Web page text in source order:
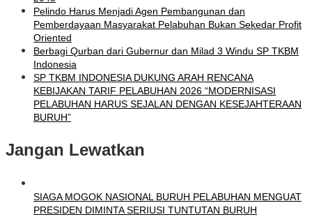
Pelindo Harus Menjadi Agen Pembangunan dan
Pemberdayaan Masyarakat Pelabuhan Bukan Sekedar Profit
Oriented
Berbagi Qurban dari Gubernur dan Milad 3 Windu SP TKBM
Indonesia
SP TKBM INDONESIA DUKUNG ARAH RENCANA
KEBIJAKAN TARIF PELABUHAN 2026 “MODERNISASI
PELABUHAN HARUS SEJALAN DENGAN KESEJAHTERAAN
BURUH”
Jangan Lewatkan
SIAGA MOGOK NASIONAL BURUH PELABUHAN MENGUAT
PRESIDEN DIMINTA SERIUSI TUNTUTAN BURUH